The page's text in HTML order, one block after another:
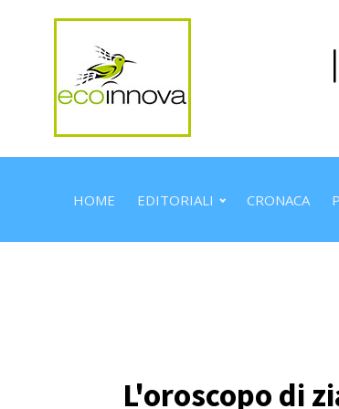
HOME EDITORIALI CRONACA
L'oroscopo di